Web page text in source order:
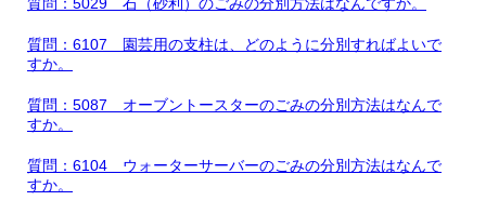
質問：6107 園芸用の支柱は、どのように分別すればよいで
すか。
質問：5087 オーブントースターのごみの分別方法はなんで
すか。
質問：6104 ウォーターサーバーのごみの分別方法はなんで
すか。